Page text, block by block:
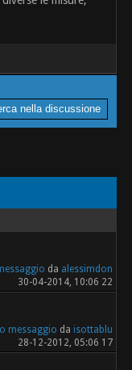
da alessimdon
30-04-2014, 10:06 22
messaggio da isottablu
28-12-2012, 05:06 17